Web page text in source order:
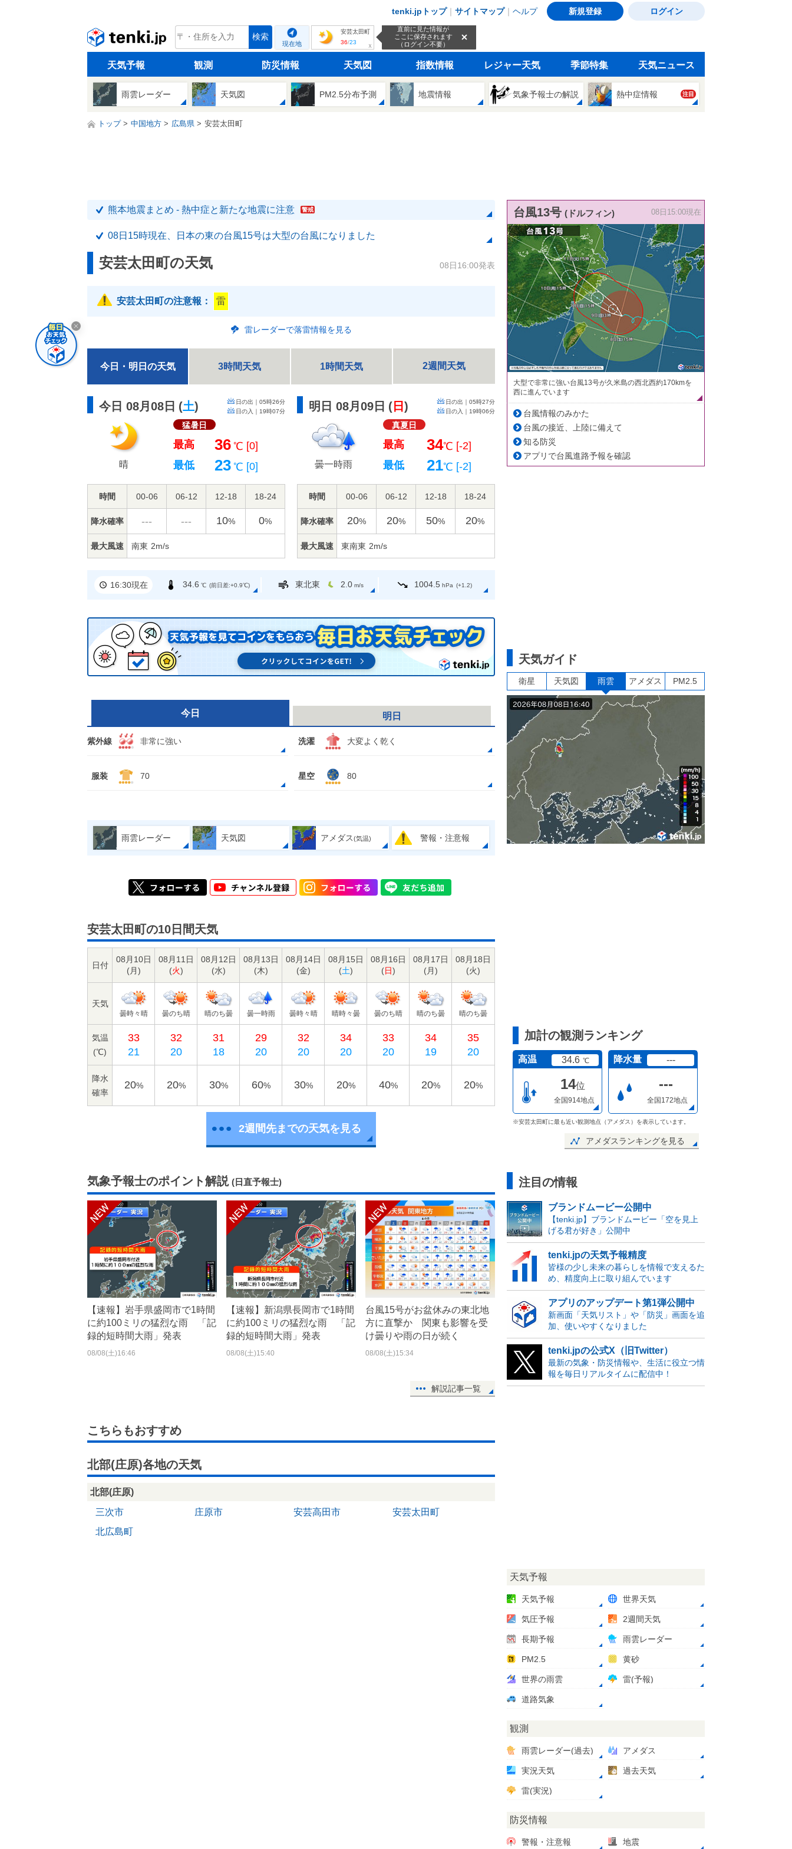
tenki.jpトップ｜ サイトマップ｜ ヘルプ 新規登録 ログイン
tenki.jp 検索
現在地
安芸太田町
36/23 ｘ
直前に見た情報が
ここに保存されます
（ログイン不要）
天気予報 観測 防災情報 天気図 指数情報 レジャー天気 季節特集 天気ニュース
雨雲レーダー 天気図 PM2.5分布予測 地震情報 気象予報士の解説 熱中症情報 注目
トップ 中国地方 広島県 安芸太田町
熊本地震まとめ - 熱中症と新たな地震に注意 警戒
08日15時現在、日本の東の台風15号は大型の台風になりました
安芸太田町の天気 08日16:00発表
安芸太田町の注意報： 雷
雷レーダーで落雷情報を見る
今日・明日の天気 3時間天気 1時間天気 2週間天気
今日 08月08日 (土) 日の出｜ 05時26分
日の入｜ 19時07分
晴
猛暑日
最高 36 ℃ [0]
最低
23 ℃ [0]
時間 00-06 06-12 12-18 18-24
降水確率 --- --- 10% 0%
最大風速 南東 2m/s
明日 08月09日 ( 日 ) 日の出｜ 05時27分
日の入｜ 19時06分
曇一時雨
真夏日
最高 34℃ [-2]
最低
21℃ [-2]
時間 00-06 06-12 12-18 18-24
降水確率 20% 20% 50% 20%
最大風速 東南東 2m/s
16:30現在 34.6 ℃ (前日差:+0.9℃) 東北東 2.0 m/s 1004.5 hPa (+1.2)
今日 明日
紫外線 非常に強い 洗濯 大変よく乾く
服装 70 星空 80
雨雲レーダー 天気図 アメダス(気温) 警報・注意報
安芸太田町の10日間天気
日付
08月10日
(月)
08月11日
(火)
08月12日
(水)
08月13日
(木)
08月14日
(金)
08月15日
(土)
08月16日
(日)
08月17日
(月)
08月18日
(火)
天気
曇時々晴 曇のち晴 晴のち曇 曇一時雨 曇時々晴 晴時々曇 曇のち晴 晴のち曇 晴のち曇
気温
(℃)
33
21
32
20
31
18
29
20
32
20
34
20
33
20
34
19
35
20
降水
確率
20% 20% 30% 60% 30% 20% 40% 20% 20%
2週間先までの天気を見る
気象予報士のポイント解説 (日直予報士)
【速報】岩手県盛岡市で1時間
に約100ミリの猛烈な雨 「記
録的短時間大雨」発表
08/08(土)16:46
【速報】新潟県長岡市で1時間
に約100ミリの猛烈な雨 「記
録的短時間大雨」発表
08/08(土)15:40
台風15号がお盆休みの東北地
方に直撃か 関東も影響を受
け曇りや雨の日が続く
08/08(土)15:34
解説記事一覧
こちらもおすすめ
北部(庄原)各地の天気
北部(庄原)
三次市
庄原市 安芸高田市
安芸太田町
北広島町
台風13号 (ドルフィン) 08日15:00現在
大型で非常に強い台風13号が久米島の西北西約170kmを
西に進んでいます
台風情報のみかた
台風の接近、上陸に備えて
知る防災
アプリで台風進路予報を確認
天気ガイド
衛星 天気図 雨雲 アメダス PM2.5
加計の観測ランキング
高温 34.6 ℃
14位
全国914地点
降水量 ---
---
全国172地点
※安芸太田町に最も近い観測地点（アメダス）を表示しています。
アメダスランキングを見る
注目の情報
ブランドムービー公開中
【tenki.jp】ブランドムービー「空を見上
げる君が好き」公開中
tenki.jpの天気予報精度
皆様の少し未来の暮らしを情報で支えるた
め、精度向上に取り組んでいます
アプリのアップデート第1弾公開中
新画面「天気リスト」や「防災」画面を追
加、使いやすくなりました
tenki.jpの公式X（旧Twitter）
最新の気象・防災情報や、生活に役立つ情
報を毎日リアルタイムに配信中！
天気予報
天気予報 世界天気
気圧予報 2週間天気
長期予報 雨雲レーダー
PM2.5 黄砂
世界の雨雲 雷(予報)
道路気象
観測
雨雲レーダー(過去) アメダス
実況天気 過去天気
雷(実況)
防災情報
警報・注意報 地震